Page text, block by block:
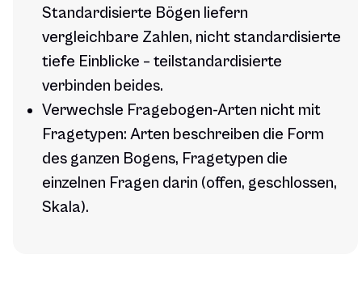
Standardisierte Bögen liefern
vergleichbare Zahlen, nicht standardisierte
tiefe Einblicke – teilstandardisierte
verbinden beides.
Verwechsle Fragebogen-Arten nicht mit
Fragetypen: Arten beschreiben die Form
des ganzen Bogens, Fragetypen die
einzelnen Fragen darin (offen, geschlossen,
Skala).